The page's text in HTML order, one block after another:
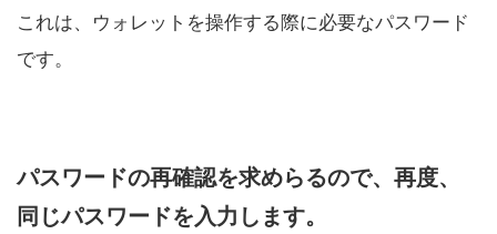
これは、ウォレットを操作する際に必要なパスワード
です。
パスワードの再確認を求めらるので、再度、
同じパスワードを入力します。